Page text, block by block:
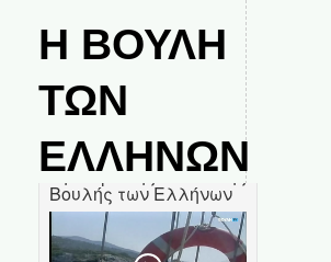
Η ΒΟΥΛΗ
ΤΩΝ
ΕΛΛΗΝΩΝ